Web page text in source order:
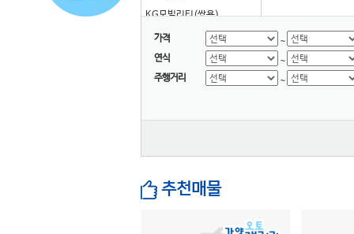
KG모빌리티(쌍용)
타타대우
대우버스
AD 모터스
대창모터스(루트17)
마스타
세보모빌리티(캠시스)
가격
~
연식
~
주행거리
~
추천매물